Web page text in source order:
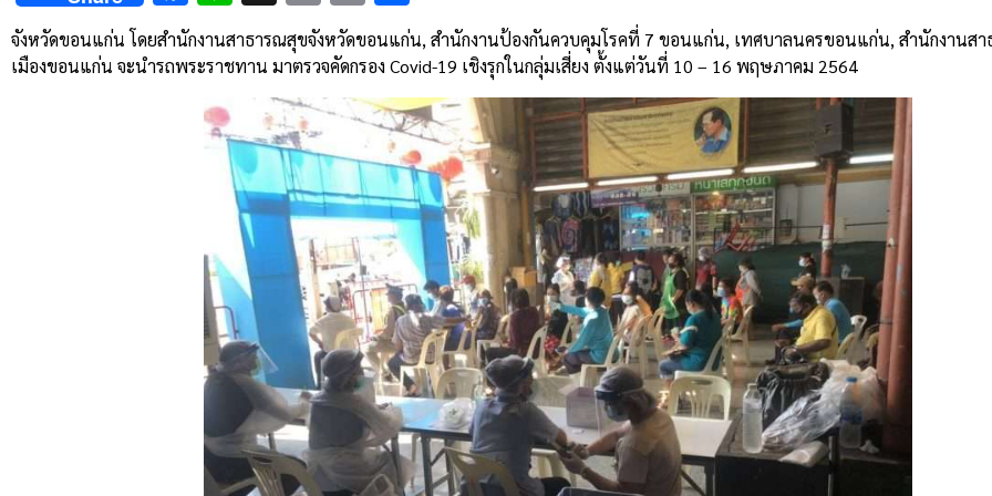
Link
จังหวัดขอนแก่น โดยสำนักงานสาธารณสุขจังหวัดขอนแก่น, สำนักงานป้องกันควบคุมโรคที่ 7 ขอนแก่น, เทศบาลนครขอนแก่น, สำนักงานสา
เมืองขอนแก่น จะนำรถพระราชทาน มาตรวจคัดกรอง Covid-19 เชิงรุกในกลุ่มเสี่ยง ตั้งแต่วันที่ 10 – 16 พฤษภาคม 2564